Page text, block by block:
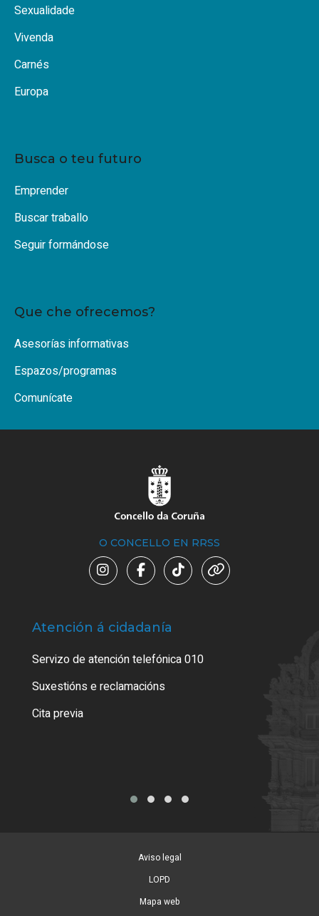
Sexualidade
Vivenda
Carnés
Europa
Busca o teu futuro
Emprender
Buscar traballo
Seguir formándose
Que che ofrecemos?
Asesorías informativas
Espazos/programas
Comunícate
O CONCELLO EN RRSS
Atención á cidadanía
Servizo de atención telefónica 010
Suxestións e reclamacións
Cita previa
Aviso legal
LOPD
Mapa web